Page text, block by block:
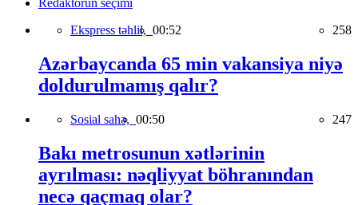
Redaktorun seçimi
Ekspress təhlil, 00:52 258
Azərbaycanda 65 min vakansiya niyə
doldurulmamış qalır?
Sosial sahə, 00:50 247
Bakı metrosunun xətlərinin
ayrılması: nəqliyyat böhranından
necə qaçmaq olar?